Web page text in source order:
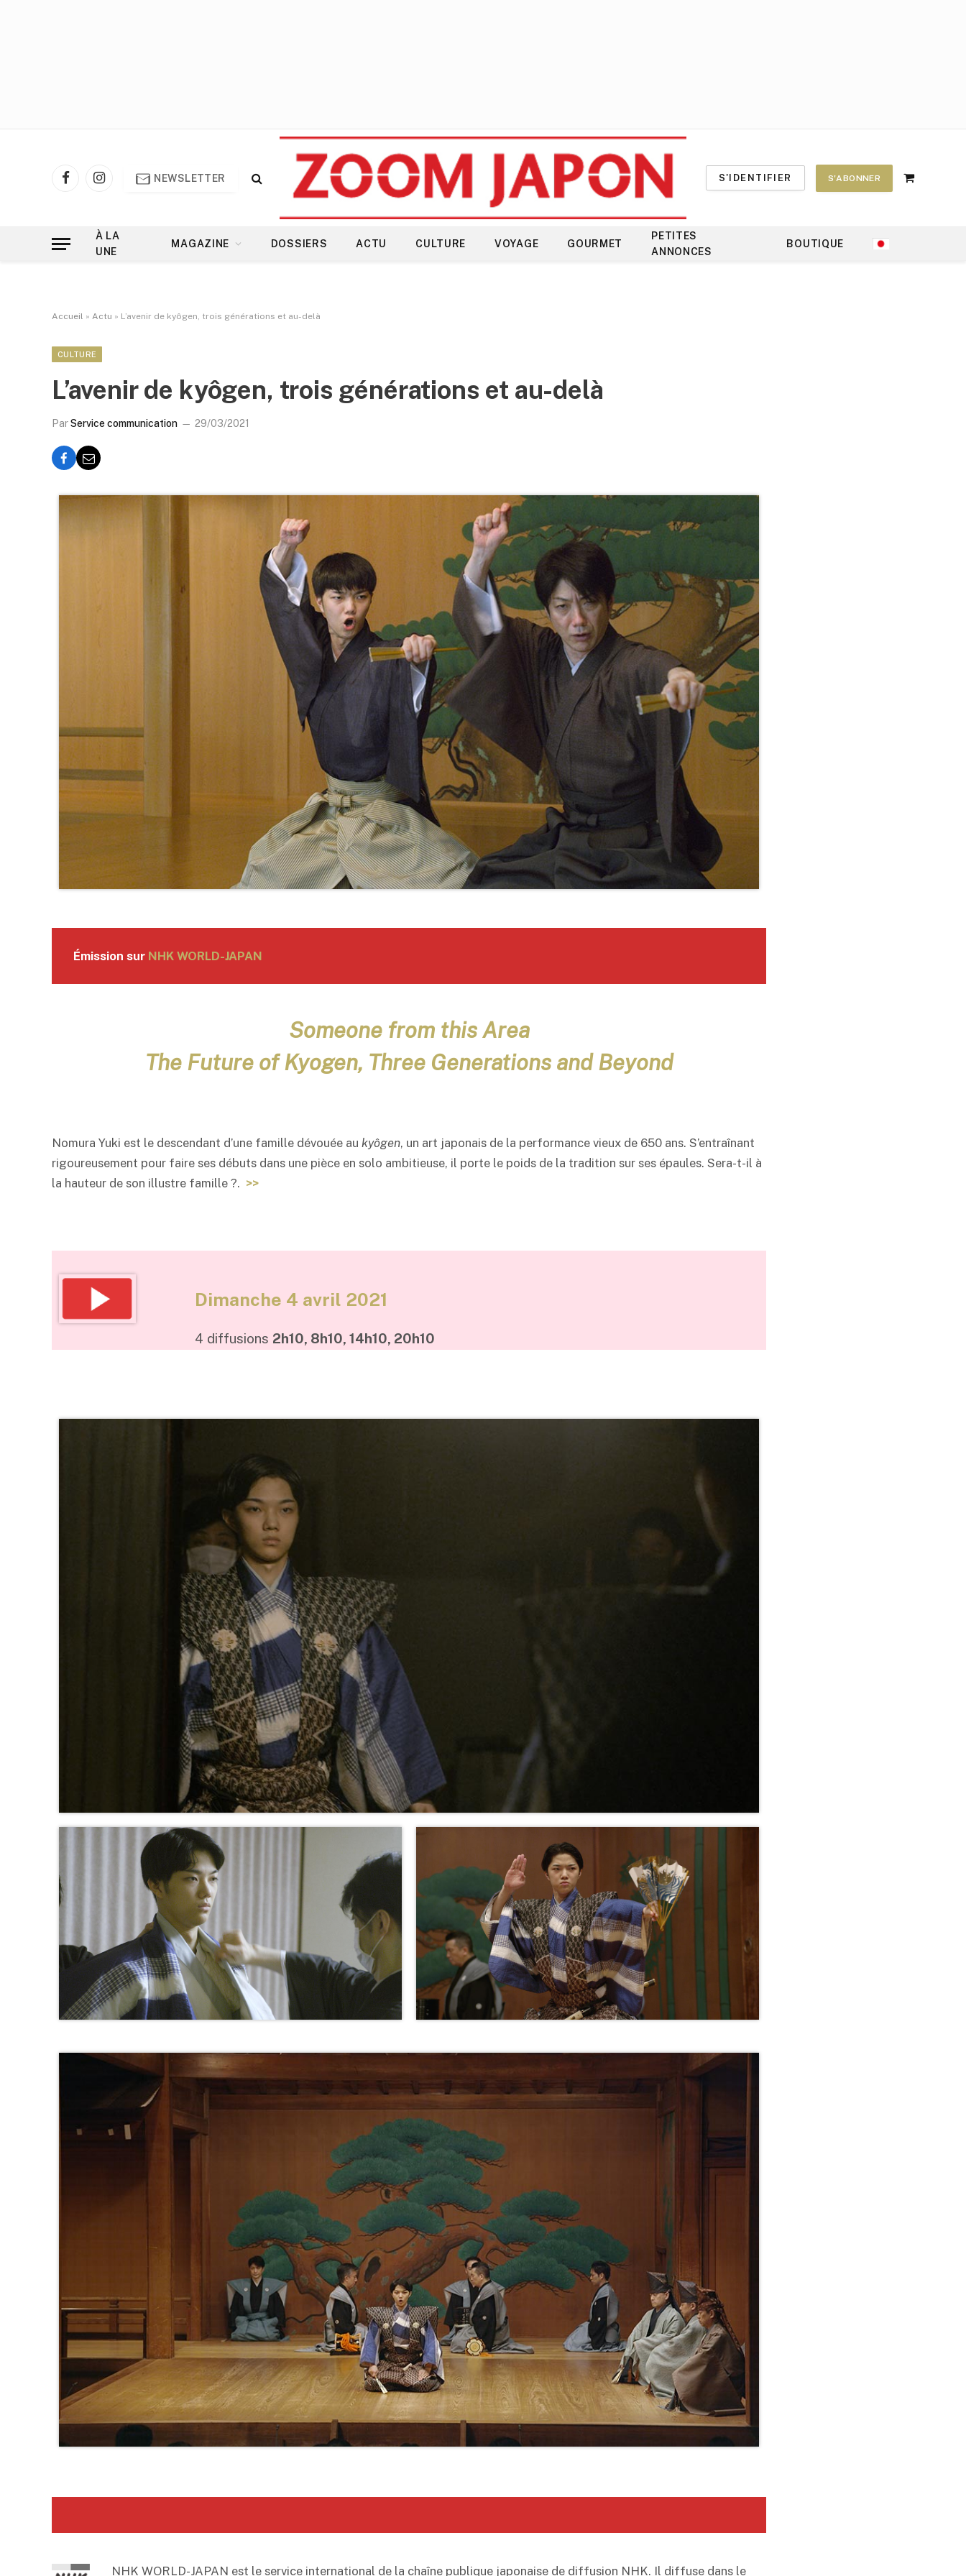
FacebookInstagram
NEWSLETTER S'IDENTIFIER S'ABONNER
Shopping
À LA
UNE
MAGAZINE DOSSIERS ACTU CULTURE VOYAGE GOURMET
PETITES
ANNONCES
BOUTIQUE
Accueil » Actu » L’avenir de kyôgen, trois générations et au-delà
CULTURE
L’avenir de kyôgen, trois générations et au-delà
ParService communication 29/03/2021
Émission sur NHK WORLD-JAPAN
Someone from this Area
The Future of Kyogen, Three Generations and Beyond
Nomura Yuki est le descendant d’une famille dévouée au kyôgen, un art japonais de la performance vieux de 650 ans. S’entraînant
rigoureusement pour faire ses débuts dans une pièce en solo ambitieuse, il porte le poids de la tradition sur ses épaules. Sera-t-il à
la hauteur de son illustre famille ?. >>
Dimanche 4 avril 2021
4 diffusions 2h10, 8h10, 14h10, 20h10
NHK WORLD-JAPAN est le service international de la chaîne publique japonaise de diffusion NHK. Il diffuse dans le